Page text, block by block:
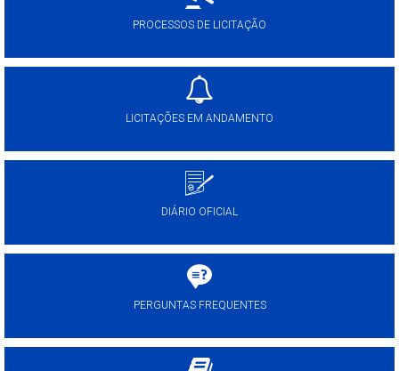
PROCESSOS DE LICITAÇÃO
LICITAÇÕES EM ANDAMENTO
DIÁRIO OFICIAL
PERGUNTAS FREQUENTES